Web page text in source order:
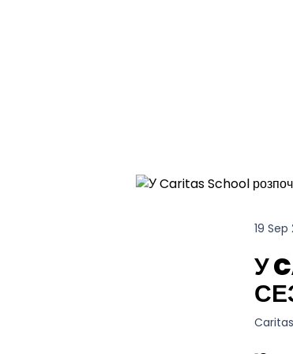
19 Sep
У
Caritas